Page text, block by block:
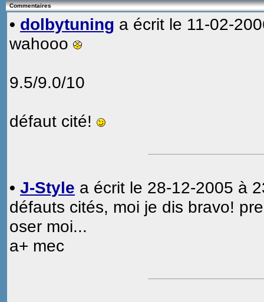
Commentaires
• dolbytuning a écrit le 11-02-
wahooo
9.5/9.0/10
défaut cité!
• J-Style a écrit le 28-12-2005 à
défauts cités, moi je dis bravo!
oser moi...
a+ mec